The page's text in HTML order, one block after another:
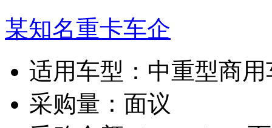
某知名重卡车企
适用车型： 中重型商
采购量： 面议